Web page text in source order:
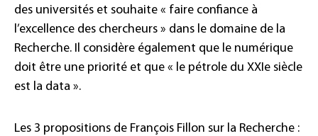
des universités et souhaite « faire confiance à
l’excellence des chercheurs » dans le domaine de la
Recherche. Il considère également que le numérique
doit être une priorité et que « le pétrole du XXIe siècle
est la data ».
Les 3 propositions de François Fillon sur la Recherche :